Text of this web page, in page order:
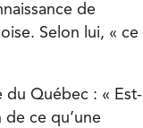
de
Selon lui, « ce
du Québec : « Est-
ce qu’une